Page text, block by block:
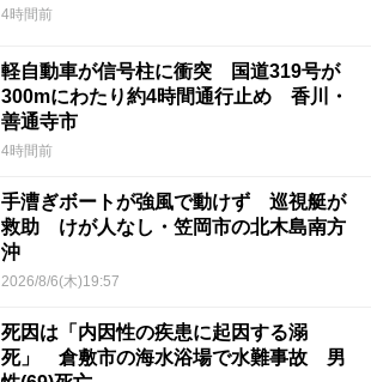
4時間前
軽自動車が信号柱に衝突 国道319号が
300mにわたり約4時間通行止め 香川・
善通寺市
4時間前
手漕ぎボートが強風で動けず 巡視艇が
救助 けが人なし・笠岡市の北木島南方
沖
2026/8/6(木)19:57
死因は「内因性の疾患に起因する溺
死」 倉敷市の海水浴場で水難事故 男